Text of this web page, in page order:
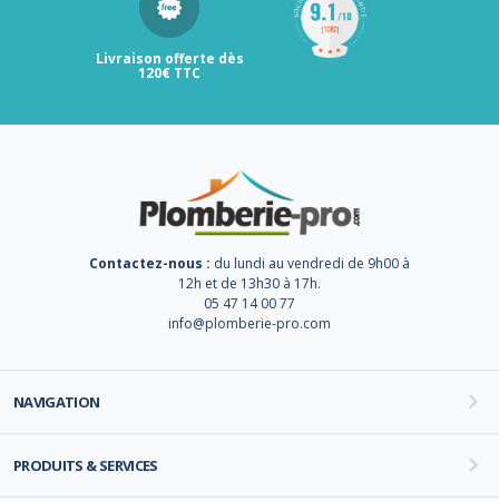
Livraison offerte dès
120€ TTC
Contactez-nous : du lundi au vendredi de 9h00 à
12h et de 13h30 à 17h.
05 47 14 00 77
info@plomberie-pro.com
NAVIGATION
PRODUITS & SERVICES